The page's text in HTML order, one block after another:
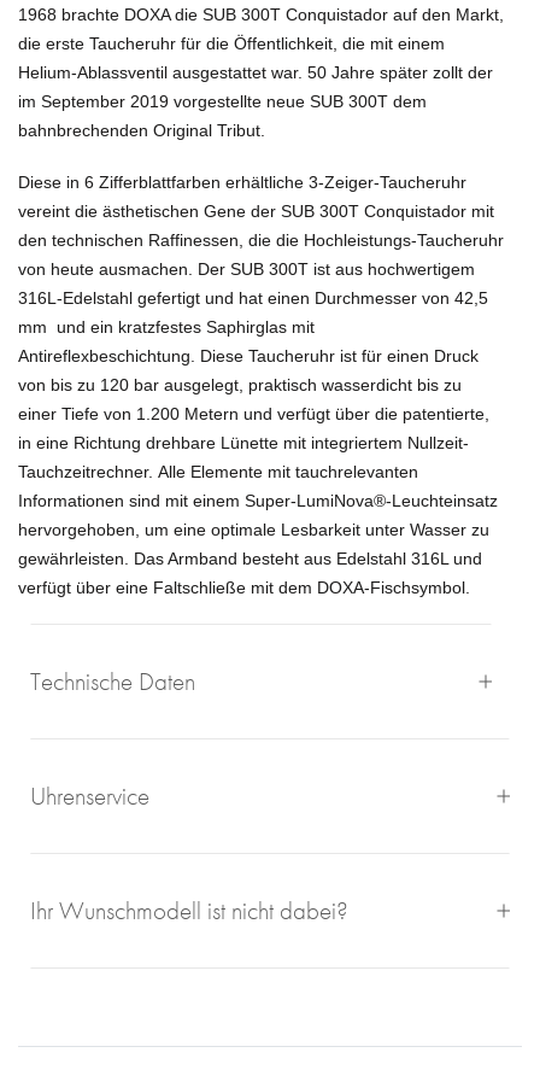
1968 brachte DOXA die SUB 300T Conquistador auf den Markt,
die erste Taucheruhr für die Öffentlichkeit, die mit einem
Helium-Ablassventil ausgestattet war. 50 Jahre später zollt der
im September 2019 vorgestellte neue SUB 300T dem
bahnbrechenden Original Tribut.
Diese in 6 Zifferblattfarben erhältliche 3-Zeiger-Taucheruhr
vereint die ästhetischen Gene der SUB 300T Conquistador mit
den technischen Raffinessen, die die Hochleistungs-Taucheruhr
von heute ausmachen. Der SUB 300T ist aus hochwertigem
316L-Edelstahl gefertigt und hat einen Durchmesser von 42,5
mm
und ein kratzfestes Saphirglas mit
Antireflexbeschichtung. Diese Taucheruhr ist für einen Druck
von bis zu 120 bar ausgelegt, praktisch wasserdicht bis zu
einer Tiefe von 1.200 Metern und verfügt über die patentierte,
in eine Richtung drehbare Lünette mit integriertem Nullzeit-
Tauchzeitrechner. Alle Elemente mit tauchrelevanten
Informationen sind mit einem Super‑LumiNova®-Leuchteinsatz
hervorgehoben, um eine optimale Lesbarkeit unter Wasser zu
gewährleisten. Das Armband besteht aus Edelstahl 316L und
verfügt über eine Faltschließe mit dem DOXA-Fischsymbol.
Technische Daten
Uhrenservice
Mit großem Engagement, Sachverstand und viel eigener
Freude an schönen Uhren sorgen wir für einen
Ihr Wunschmodell ist nicht dabei?
1997 sind wir im Bereich des Luxusuhren Ankaufs tätig und